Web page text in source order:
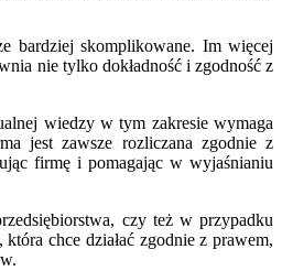
bardziej skomplikowane. Im więcej
nie tylko dokładność i zgodność z
wiedzy w tym zakresie wymaga
jest zawsze rozliczana zgodnie z
firmę i pomagając w wyjaśnianiu
czy też w przypadku
chce działać zgodnie z prawem,